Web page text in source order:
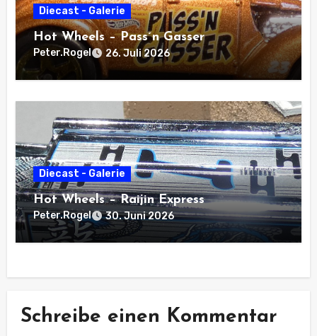
Diecast - Galerie
Hot Wheels – Pass´n Gasser
Peter.Rogel 26. Juli 2026
Diecast - Galerie
Hot Wheels – Raijin Express
Peter.Rogel 30. Juni 2026
Schreibe einen Kommentar